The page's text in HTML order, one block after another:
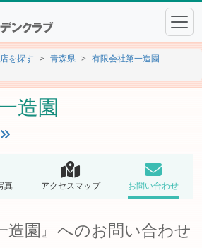
を探す 青森県
有限会社第一造園
造園
真 アクセスマップ お問い合わせ
造園』へのお問い合わせ